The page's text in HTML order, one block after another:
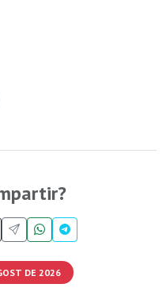
DE 2026